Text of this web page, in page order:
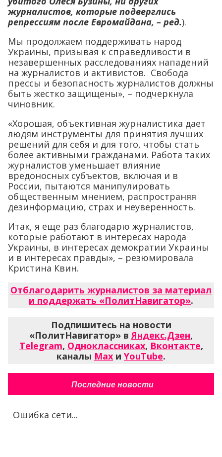
журналистов, которые подверглись
репрессиям после Евромайдана, – ред.).
Мы продолжаем поддерживать народ
Украины, призывая к справедливости в
незавершенных расследованиях нападений
на журналистов и активистов. Свобода
прессы и безопасность журналистов должны
быть жестко защищены», – подчеркнула
чиновник.
«Хорошая, объективная журналистика дает
людям инструменты для принятия лучших
решений для себя и для того, чтобы стать
более активными гражданами. Работа таких
журналистов уменьшает влияние
вредоносных субъектов, включая и в
России, пытаются манипулировать
общественным мнением, распространяя
дезинформацию, страх и неуверенность.
Итак, я еще раз благодарю журналистов,
которые работают в интересах народа
Украины, в интересах демократии Украины
и в интересах правды», – резюмировала
Кристина Квин.
Отблагодарить журналистов за материал
и поддержать «ПолитНавигатор».
Подпишитесь на новости
«ПолитНавигатор» вЯндекс.Дзен,
Telegram, Одноклассниках, Вконтакте,
каналы Max и YouTube.
Последние новости
Ошибка сети...